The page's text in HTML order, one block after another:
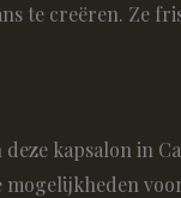
te creëren. Ze
kapsalon in